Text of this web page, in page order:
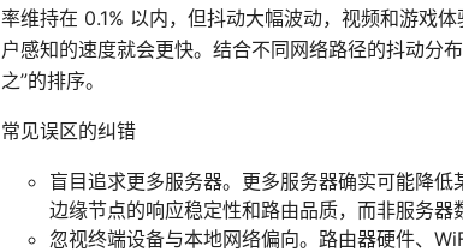
率维持在 0.1% 以内，但抖动大幅波动，视频和游戏
户感知的速度就会更快。结合不同网络路径的抖动分
之”的排序。
常见误区的纠错
盲目追求更多服务器。更多服务器确实可能降
边缘节点的响应稳定性和路由品质，而非服务器
忽视终端设备与本地网络偏向。路由器硬件、